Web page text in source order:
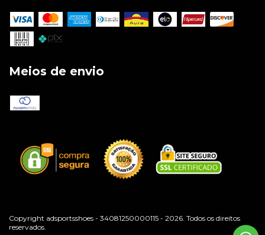
Meios de envio
Copyright adsportsshoes - 34081250000115 - 2026. Todos os direitos
reservados.